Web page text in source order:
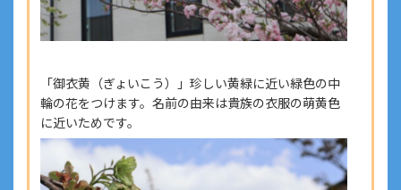
「御衣黄（ぎょいこう）」珍しい黄緑に近い緑色の中
輪の花をつけます。名前の由来は貴族の衣服の萌黄色
に近いためです。